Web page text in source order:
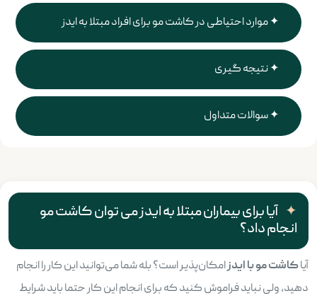
موارد احتیاطی در کاشت مو برای افراد مبتلا به ایدز
نتیجه گیری
سوالات متداول
آیا برای بیماران مبتلا به ایدز می توان کاشت مو
انجام داد؟
آیاکاشت مو با ایدزامکان‌پذیر است؟ بله شما می‌توانید این کار را انجام
دهید، ولی نباید فراموش کنید که برای انجام این کار حتما باید شرایط